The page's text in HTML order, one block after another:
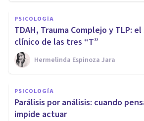
PSICOLOGÍA
TDAH, Trauma Complejo y TLP:
clínico de las tres “T”
Hermelinda Espinoza Jara
PSICOLOGÍA
Parálisis por análisis: cuando
impide actuar